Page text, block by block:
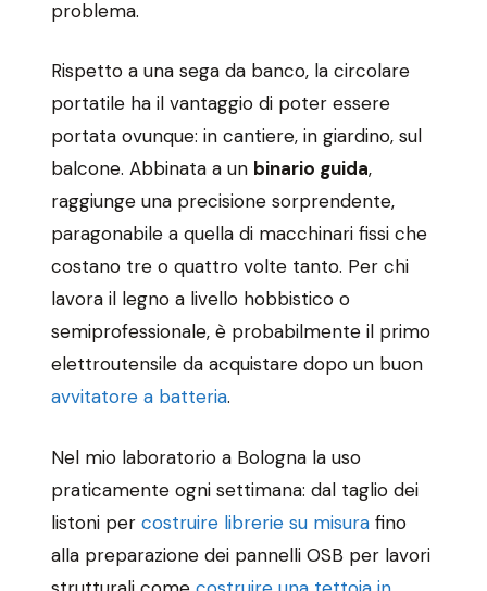
problema.
Rispetto a una sega da banco, la circolare
portatile ha il vantaggio di poter essere
portata ovunque: in cantiere, in giardino, sul
balcone. Abbinata a un binario guida,
raggiunge una precisione sorprendente,
paragonabile a quella di macchinari fissi che
costano tre o quattro volte tanto. Per chi
lavora il legno a livello hobbistico o
semiprofessionale, è probabilmente il primo
elettroutensile da acquistare dopo un buon
avvitatore a batteria.
Nel mio laboratorio a Bologna la uso
praticamente ogni settimana: dal taglio dei
listoni per costruire librerie su misura fino
alla preparazione dei pannelli OSB per lavori